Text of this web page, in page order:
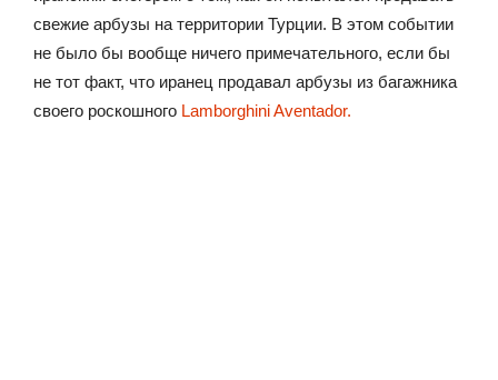
свежие арбузы на территории Турции. В этом событии
не было бы вообще ничего примечательного, если бы
не тот факт, что иранец продавал арбузы из багажника
своего роскошного Lamborghini Aventador.